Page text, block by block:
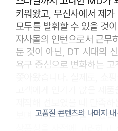
키워왔고, 무신사에서 제가
모두를 발휘할 수 있을 것
자사몰의 인턴으로서 근무
둔 것이 아닌, DT 시대의
욕구 중심으로 변화하는
보며 가장 뿌듯함을 느꼈
고품질 콘텐츠의 나머지